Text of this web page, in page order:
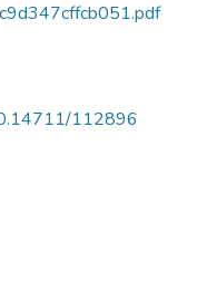
112896